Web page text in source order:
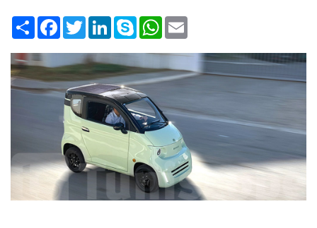
Share
FacebookTwitterLinkedInSkype
WhatsAppEmail